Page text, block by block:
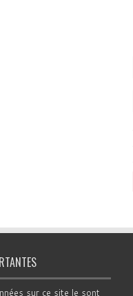
sur ce site le sont